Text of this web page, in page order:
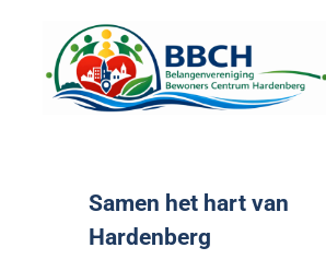
Samen het hart van
Hardenberg